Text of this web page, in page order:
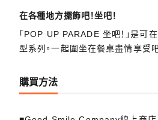
在各種地方擺飾吧！坐吧！
「POP UP PARADE 坐吧！」是可
型系列。一起圍坐在餐桌盡情享受吧
購買方法